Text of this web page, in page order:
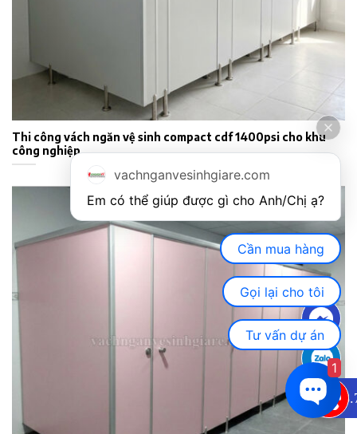
Thi công vách ngăn vệ sinh compact cdf 1400psi cho khu
công nghiệp
vachnganvesinhgiare.com
Cần mua hàng
Gọi lại cho tôi
Tư vấn dự án
1